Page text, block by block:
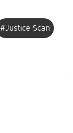
#Justice Scan